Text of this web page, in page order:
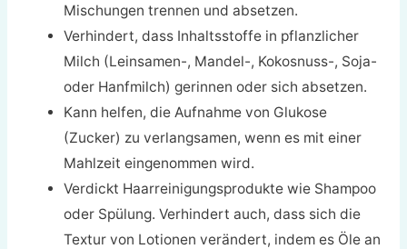
Mischungen trennen und absetzen.
Verhindert, dass Inhaltsstoffe in pflanzlicher
Milch (Leinsamen-, Mandel-, Kokosnuss-, Soja-
oder Hanfmilch) gerinnen oder sich absetzen.
Kann helfen, die Aufnahme von Glukose
(Zucker) zu verlangsamen, wenn es mit einer
Mahlzeit eingenommen wird.
Verdickt Haarreinigungsprodukte wie Shampoo
oder Spülung. Verhindert auch, dass sich die
Textur von Lotionen verändert, indem es Öle an